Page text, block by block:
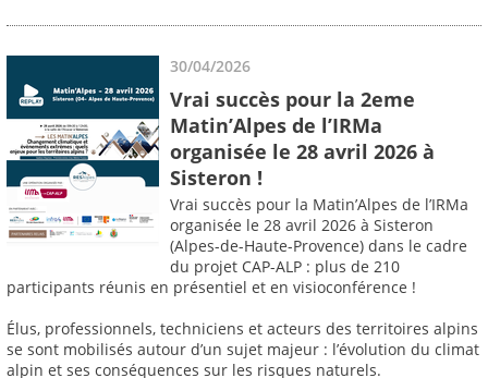
30/04/2026
Vrai succès pour la 2eme
Matin’Alpes de l’IRMa
organisée le 28 avril 2026 à
Sisteron !
Vrai succès pour la Matin’Alpes de l’IRMa
organisée le 28 avril 2026 à Sisteron
(Alpes-de-Haute-Provence) dans le cadre
du projet CAP-ALP : plus de 210
participants réunis en présentiel et en visioconférence !
Élus, professionnels, techniciens et acteurs des territoires alpins
se sont mobilisés autour d’un sujet majeur : l’évolution du climat
alpin et ses conséquences sur les risques naturels.